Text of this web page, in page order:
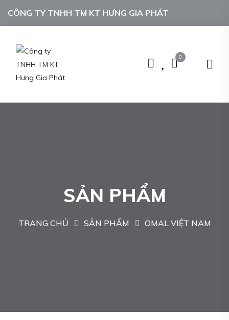
CÔNG TY TNHH TM KT HƯNG GIA PHÁT
0
SẢN PHẨM
TRANG CHỦ SẢN PHẨM OMAL VIỆT NAM